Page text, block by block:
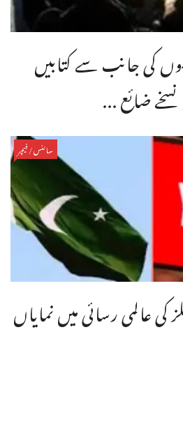
کی جانب سے کتابیں
ضائع ...
سائنس/فیچر
کی عالمی رسائی میں نمایاں